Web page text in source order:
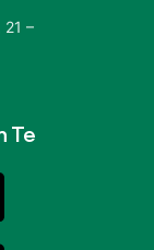
21 –
Te